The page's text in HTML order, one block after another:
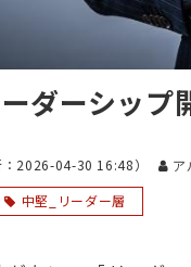
ダーシップ
2026-04-30 16:48） ア
中堅_リーダー層